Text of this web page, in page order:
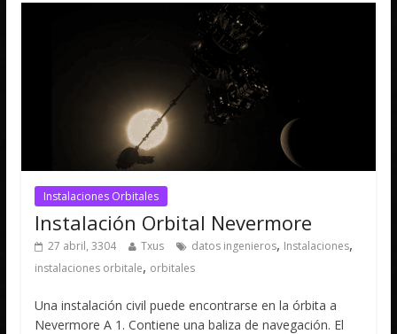
Instalaciones Orbitales
Instalación Orbital Nevermore
27 abril, 3304 Txus datos ingenieros, Instalaciones,
instalaciones orbitale, orbitales
Una instalación civil puede encontrarse en la órbita a
Nevermore A 1. Contiene una baliza de navegación. El